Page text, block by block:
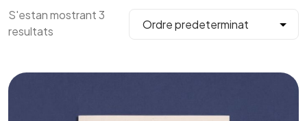
S'estan mostrant 3
resultats